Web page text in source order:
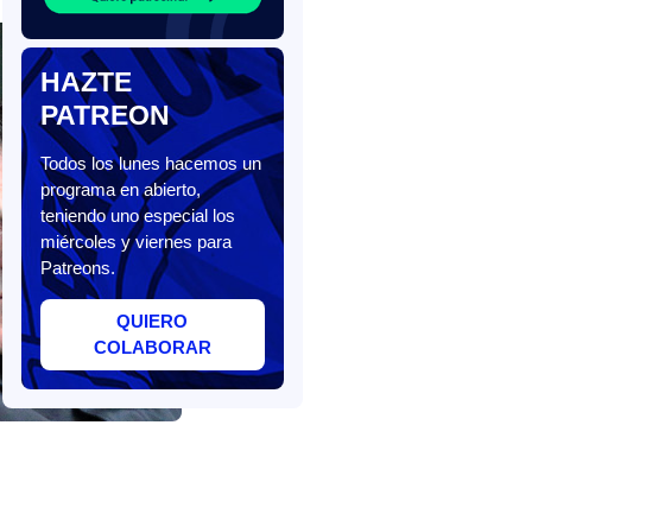
HAZTE
PATREON
Todos los lunes hacemos un
programa en abierto,
teniendo uno especial los
miércoles y viernes para
Patreons.
QUIERO
COLABORAR